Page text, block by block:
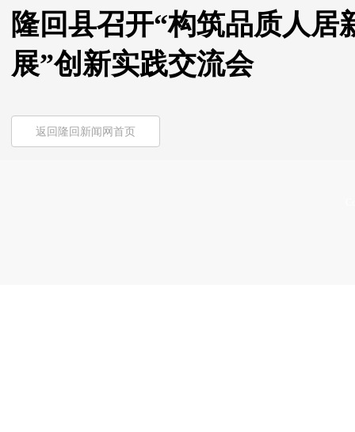
隆回县召开“构筑品质人居
展”创新实践交流会
返回隆回新闻网首页